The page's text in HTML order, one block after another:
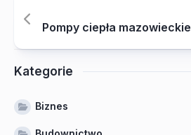
Pompy ciepła mazowieckie
Kategorie
Biznes